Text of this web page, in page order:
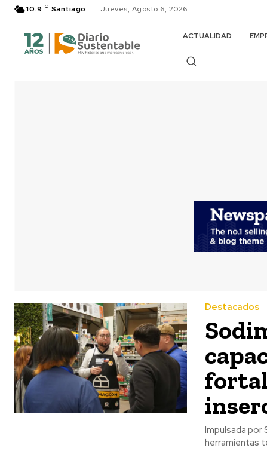
10.9 C Santiago Jueves, Agosto 6, 2026
ACTUALIDAD
Destacados
Impulsada por
herramientas